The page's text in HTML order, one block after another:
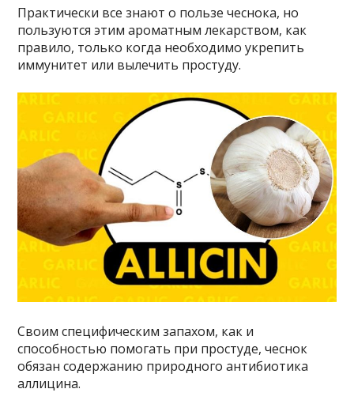
Практически все знают о пользе чеснока, но
пользуются этим ароматным лекарством, как
правило, только когда необходимо укрепить
иммунитет или вылечить простуду.
Своим специфическим запахом, как и
способностью помогать при простуде, чеснок
обязан содержанию природного антибиотика
аллицина.